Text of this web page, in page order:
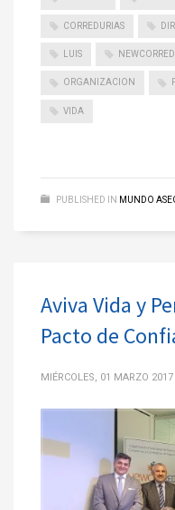
CORREDURIAS
LUIS NEWCORRED
ORGANIZACION
VIDA
PUBLISHED IN MUNDO
Aviva Vida y
Pacto de
MIÉRCOLES, 01 MARZO 2017